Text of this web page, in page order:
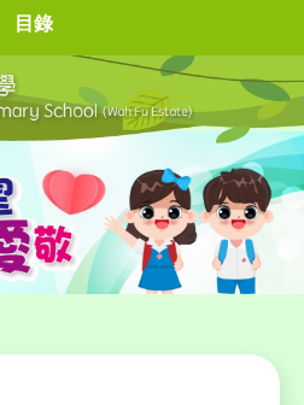
目錄